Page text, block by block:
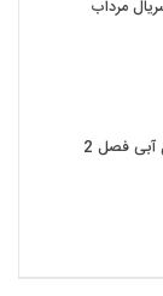
دانلود سریال نیسان آبی فصل 2